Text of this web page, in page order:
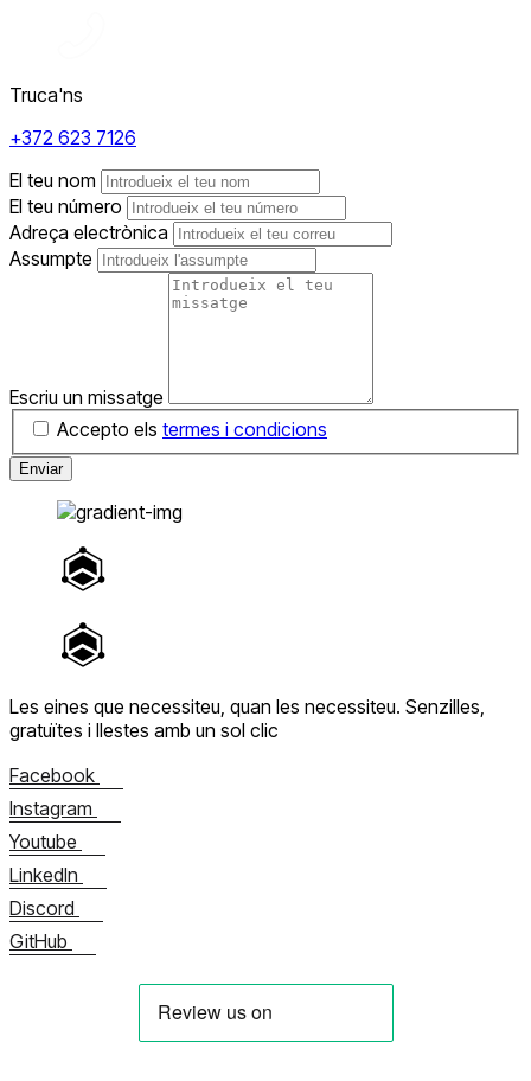
Truca'ns
+372 623 7126
El teu nom
El teu número
Adreça electrònica
Assumpte
Escriu un missatge
Accepto els termes i condicions
Enviar
Les eines que necessiteu, quan les necessiteu. Senzilles,
gratuïtes i llestes amb un sol clic
Facebook
Instagram
Youtube
LinkedIn
Discord
GitHub